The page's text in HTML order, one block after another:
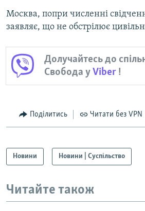
Москва, попри численні
заявляє, що не обстрілює
Долучайтесь до
Свобода уViber !
Поділитись Читати без VPN
Новини Новини | Суспільство
Читайте також